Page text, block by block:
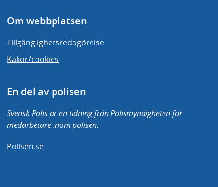
Om webbplatsen
Tillgänglighetsredogörelse
Kakor/cookies
En del av polisen
Svensk Polis är en tidning från Polismyndigheten för
medarbetare inom polisen.
Polisen.se